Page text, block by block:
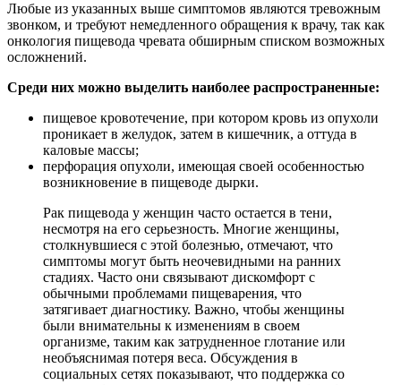
Любые из указанных выше симптомов являются тревожным
звонком, и требуют немедленного обращения к врачу, так как
онкология пищевода чревата обширным списком возможных
осложнений.
Среди них можно выделить наиболее распространенные:
пищевое кровотечение, при котором кровь из опухоли
проникает в желудок, затем в кишечник, а оттуда в
каловые массы;
перфорация опухоли, имеющая своей особенностью
возникновение в пищеводе дырки.
Рак пищевода у женщин часто остается в тени,
несмотря на его серьезность. Многие женщины,
столкнувшиеся с этой болезнью, отмечают, что
симптомы могут быть неочевидными на ранних
стадиях. Часто они связывают дискомфорт с
обычными проблемами пищеварения, что
затягивает диагностику. Важно, чтобы женщины
были внимательны к изменениям в своем
организме, таким как затрудненное глотание или
необъяснимая потеря веса. Обсуждения в
социальных сетях показывают, что поддержка со